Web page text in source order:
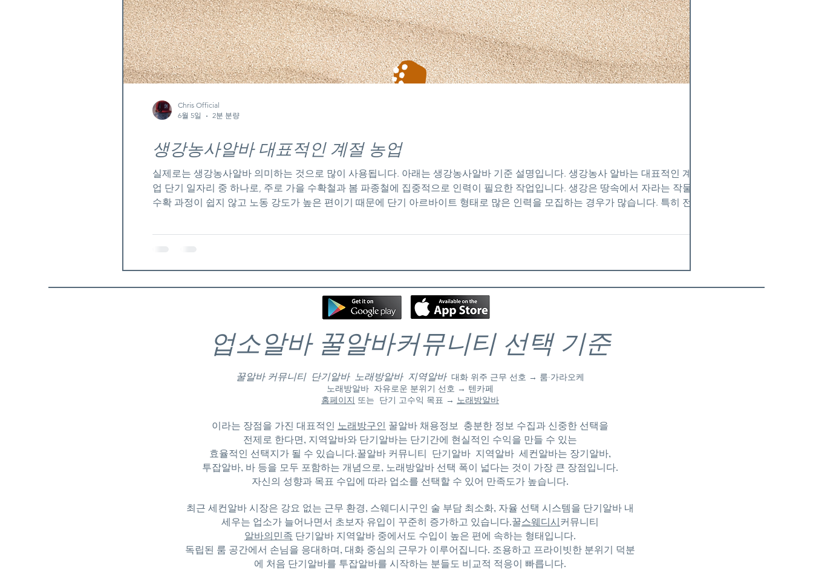
생강농사알바 대표적인 계절 농업
실제로는 생강농사알바 의미하는 것으로 많이 사용됩니다. 아래는 생강농사알바 기준 설명입니다. 생강농사 알바는 대표적인 계절 농
업 단기 일자리 중 하나로, 주로 가을 수확철과 봄 파종철에 집중적으로 인력이 필요한 작업입니다. 생강은 땅속에서 자라는 작물이라
수확 과정이 쉽지 않고 노동 강도가 높은 편이기 때문에 단기 아르바이트 형태로 많은 인력을 모집하는 경우가 많습니다. 특히 전남, 경
사알바 구인구직 생강농사 알바의 가장 큰 특징은 체력 소모가 매우 큰 편이라는 점입니다. 생강은 땅속 깊이 자라기 때문에 단순히 손
Chris Official
6월 5일
2분 분량
업소알바 꿀알바커뮤니티 선택 기준
꿀알바 커뮤니티 단기알바 노래방알바 지역알바 대화 위주 근무 선호 → 룸·가라오케
노래방알바 자유로운 분위기 선호 → 텐카페
홈페이지 또는 단기 고수익 목표 → 노래방알바
이라는 장점을 가진 대표적인 노래방구인 꿀알바 채용정보 충분한 정보 수집과 신중한 선택을
전제로 한다면, 지역알바와 단기알바는 단기간에 현실적인 수익을 만들 수 있는
효율적인 선택지가 될 수 있습니다.꿀알바 커뮤니티 단기알바 지역알바 세컨알바는 장기알바,
투잡알바, 바 등을 모두 포함하는 개념으로, 노래방알바 선택 폭이 넓다는 것이 가장 큰 장점입니다.
자신의 성향과 목표 수입에 따라 업소를 선택할 수 있어 만족도가 높습니다.
최근 세컨알바 시장은 강요 없는 근무 환경, 스웨디시구인 술 부담 최소화, 자율 선택 시스템을 단기알바 내
세우는 업소가 늘어나면서 초보자 유입이 꾸준히 증가하고 있습니다.꿀스웨디시커뮤니티
알바의민족 단기알바 지역알바 중에서도 수입이 높은 편에 속하는 형태입니다.
독립된 룸 공간에서 손님을 응대하며, 대화 중심의 근무가 이루어집니다. 조용하고 프라이빗한 분위기 덕분
에 처음 단기알바를 투잡알바를 시작하는 분들도 비교적 적응이 빠릅니다.